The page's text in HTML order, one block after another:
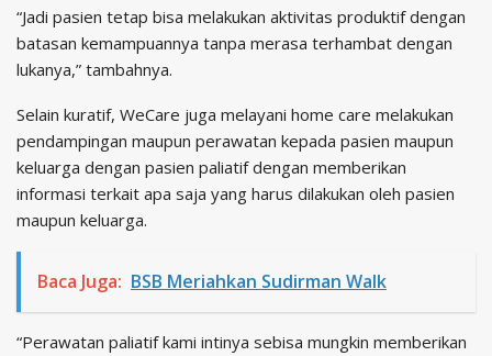
“Jadi pasien tetap bisa melakukan aktivitas produktif dengan
batasan kemampuannya tanpa merasa terhambat dengan
lukanya,” tambahnya.
Selain kuratif, WeCare juga melayani home care melakukan
pendampingan maupun perawatan kepada pasien maupun
keluarga dengan pasien paliatif dengan memberikan
informasi terkait apa saja yang harus dilakukan oleh pasien
maupun keluarga.
Baca Juga: BSB Meriahkan Sudirman Walk
“Perawatan paliatif kami intinya sebisa mungkin memberikan